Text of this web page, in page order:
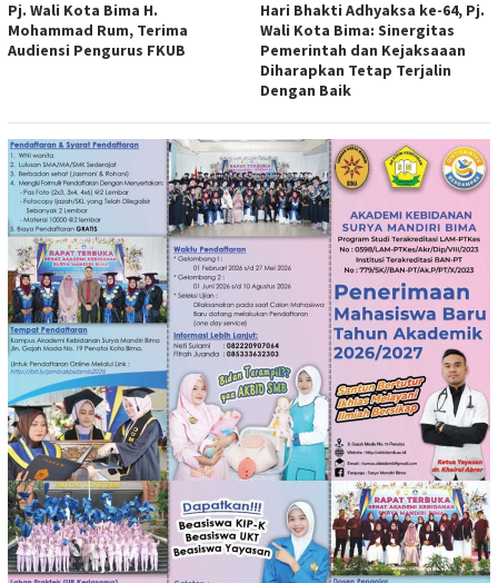
Pj. Wali Kota Bima H.
Mohammad Rum, Terima
Audiensi Pengurus FKUB
Hari Bhakti Adhyaksa ke-64, Pj.
Wali Kota Bima: Sinergitas
Pemerintah dan Kejaksaaan
Diharapkan Tetap Terjalin
Dengan Baik